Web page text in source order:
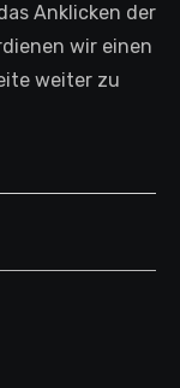
Anklicken der
wir einen
weiter zu